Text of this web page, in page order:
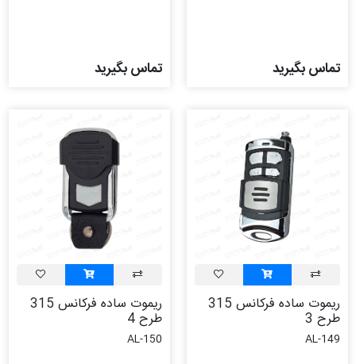
تماس بگیرید تماس بگیرید
ریموت ساده فرکانس 315
طرح 3
AL-149
ریموت ساده فرکانس 315
طرح 4
AL-150